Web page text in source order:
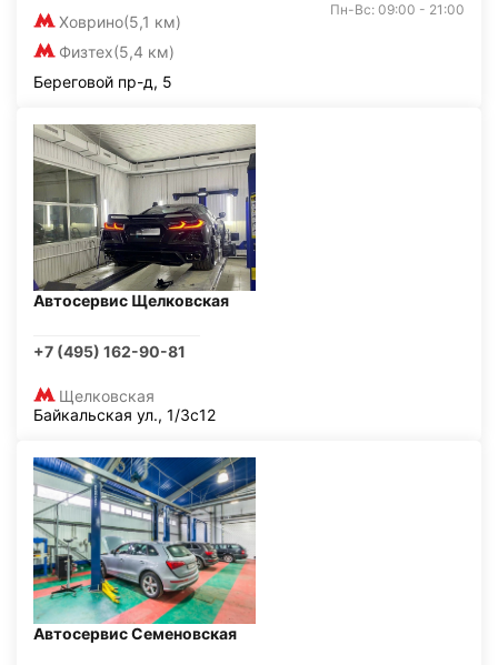
Ховрино(5,1 км)
Физтех(5,4 км)
Пн-Вс: 09:00 - 21:00
Береговой пр-д, 5
Автосервис Щелковская
+7 (495) 162-90-81
Щелковская
Байкальская ул., 1/3с12
Автосервис Семеновская